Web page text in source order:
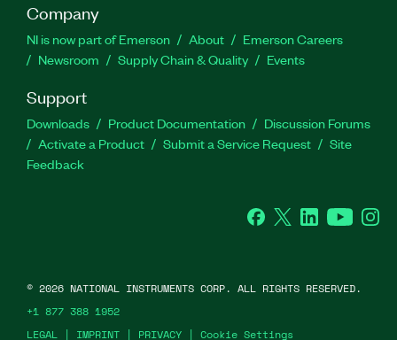
Company
NI is now part of Emerson About
Emerson Careers
Newsroom
Supply Chain & Quality Events
Support
Downloads Product Documentation
Discussion Forums
Activate a Product
Submit a Service Request
Site
Feedback
Facebook
Twitter LinkedInYouTube
LEGAL | IMPRINT | PRIVACY | Cookie Settings
© 2026 NATIONAL INSTRUMENTS CORP. ALL RIGHTS RESERVED.
+1 877 388 1952